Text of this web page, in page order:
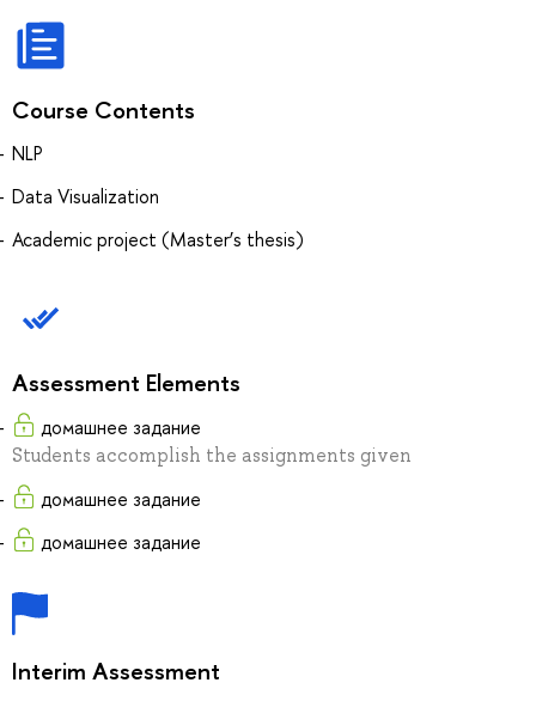
Course Contents
NLP
Data Visualization
Academic project (Master’s thesis)
Assessment Elements
домашнее задание
Students accomplish the assignments given
домашнее задание
домашнее задание
Interim Assessment